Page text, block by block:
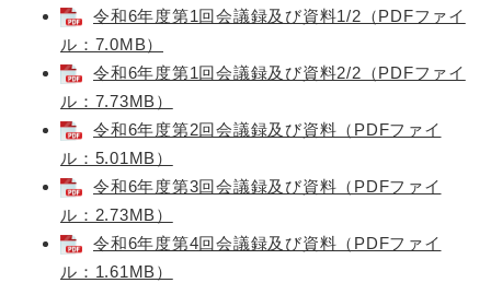
令和6年度第1回会議録及び資料1/2（PDFファイ
ル：7.0MB）
令和6年度第1回会議録及び資料2/2（PDFファイ
ル：7.73MB）
令和6年度第2回会議録及び資料（PDFファイ
ル：5.01MB）
令和6年度第3回会議録及び資料（PDFファイ
ル：2.73MB）
令和6年度第4回会議録及び資料（PDFファイ
ル：1.61MB）